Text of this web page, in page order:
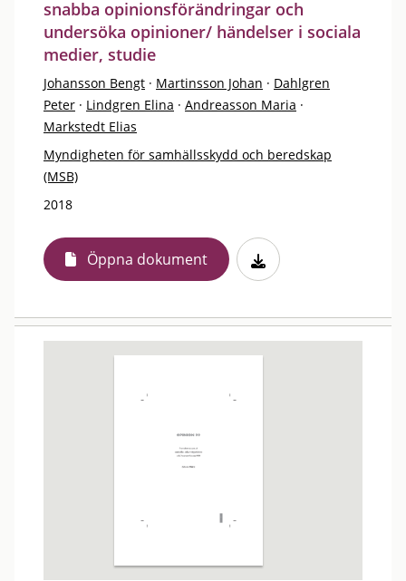
snabba opinionsförändringar och
undersöka opinioner/ händelser i sociala
medier, studie
Johansson Bengt · Martinsson Johan · Dahlgren
Peter · Lindgren Elina · Andreasson Maria ·
Markstedt Elias
Myndigheten för samhällsskydd och beredskap
(MSB)
2018
Öppna dokument